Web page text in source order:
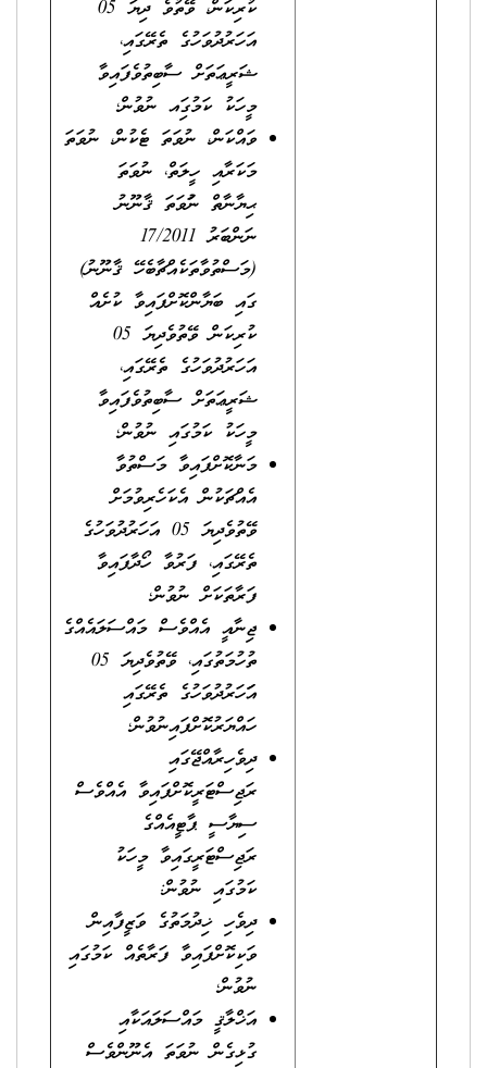
ކުރިކަން، ވޭތުވެ ދިޔަ 05
އަހަރުދުވަހުގެ ތެރޭގައި،
ޝަރީޢަތަށް ސާބިތުވެފައިވާ
މީހަކު ކަމުގަިއ ނުވުން؛
ވައްކަން، ނުވަތަ ޓެކުން، ނުވަތަ
މަކަރާއި ހީލަތް، ނުވަތަ
ޙިޔާނާތް ނުަވަތަ ޤާނޫނު
ނަންބަރު 17/2011
(މަސްތުވާތަކެއްޗާބެހޭ ޤާނޫނު)
ގައި ބަޔާންކޮށްފައިވާ ކުށެއް
ކުރިކަން ވޭތުވެދިޔަ 05
އަހަރުދުވަހުގެ ތެރޭގައި،
ޝަރީޢަތަށް ސާބިތުވެފައިވާ
މީހަކު ކަމުގައި ނުވުން؛
މަނާކޮށްފައިވާ މަސްތުވާ
އެއްޗަކުން އެކަހެރިވުމަށް
ވޭތުވެދިޔަ 05 އަހަރުދުވަހުގެ
ތެރޭގައި، ފަރުވާ ހޯދާފައިވާ
ފަރާތަކަށް ނުވުން؛
ޖިނާއީ އެއްވެސް މައްސަލައެއްގެ
ތުހުމަތުގައި، ވޭތުވެދިޔަ 05
އަަހަރުދުވަހުގެ ތެރޭގައި
ހައްޔަރުކޮށްފައިނުވުން؛
ދިވެހިރާއްޖޭގައި
ރަޖިސްޓަރީކޮށްފައިވާ އެއްވެސް
ސިޔާސީ ޕާޓީއެއްގެ
ރަޖިސްޓަރީގައިވާ މީހަކު
ކަމުގައި ނުވުން:
ދިވެހި ޚިދުމަތުގެ ވަޒީފާއިން
ވަކިކޮށްފައިވާ ފަރާތެއް ކަމުގައި
ނުވުން؛
އަޚްލާޤީ މައްސަލައަކާއި
ގުޅިގެން ނުވަތަ އެނޫންވެސް